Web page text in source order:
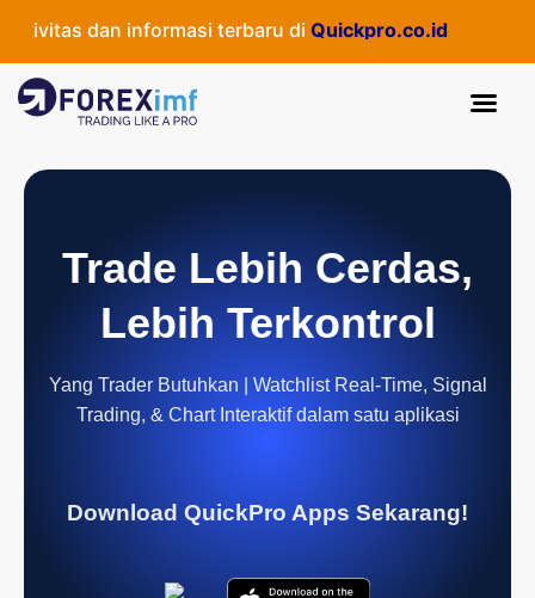
dan informasi terbaru diQuickpro.co.id
Trade Lebih Cerdas,
Lebih Terkontrol
Yang Trader Butuhkan | Watchlist Real-Time, Signal
Trading, & Chart Interaktif dalam satu aplikasi
Download QuickPro Apps Sekarang!